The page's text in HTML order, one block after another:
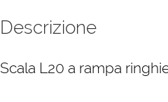
Descrizione
Scala L20 a rampa